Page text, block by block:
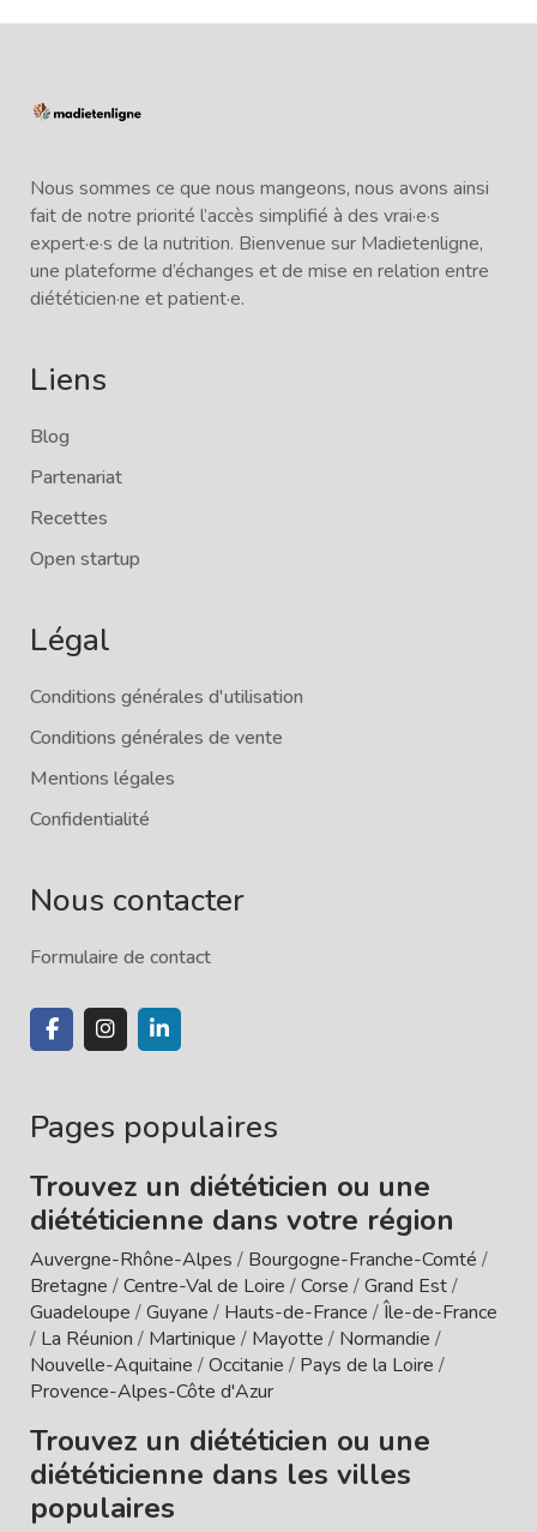
Nous sommes ce que nous mangeons, nous avons ainsi
fait de notre priorité l’accès simplifié à des vrai·e·s
expert·e·s de la nutrition. Bienvenue sur Madietenligne,
une plateforme d’échanges et de mise en relation entre
diététicien·ne et patient·e.
Liens
Blog
Partenariat
Recettes
Open startup
Légal
Conditions générales d'utilisation
Conditions générales de vente
Mentions légales
Confidentialité
Nous contacter
Formulaire de contact
Pages populaires
Trouvez un diététicien ou une
diététicienne dans votre région
Auvergne-Rhône-Alpes / Bourgogne-Franche-Comté /
Bretagne /Centre-Val de Loire /Corse /Grand Est/
Guadeloupe /Guyane / Hauts-de-France /Île-de-France
/ La Réunion / Martinique / Mayotte / Normandie /
Nouvelle-Aquitaine /Occitanie / Pays de la Loire /
Provence-Alpes-Côte d'Azur
Trouvez un diététicien ou une
diététicienne dans les villes
populaires